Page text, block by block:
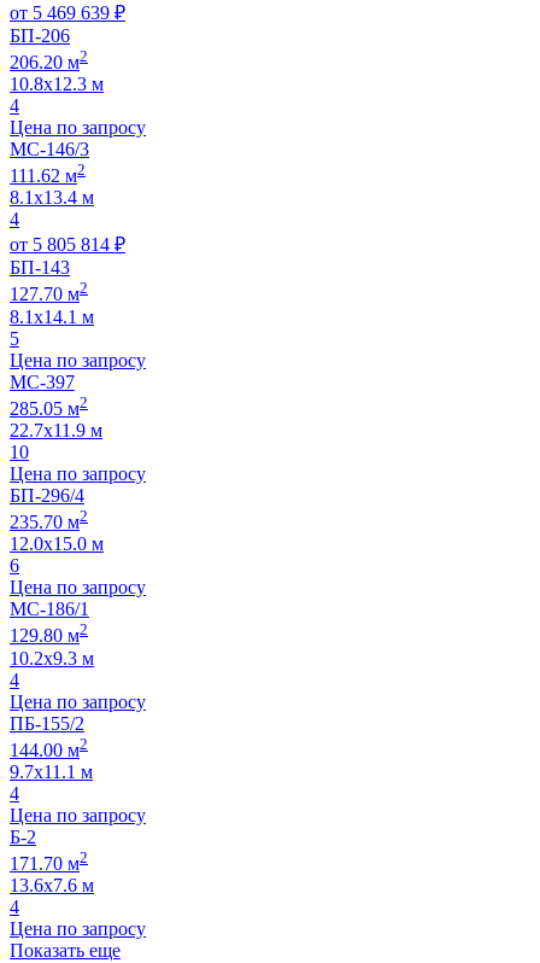
от 5 469 639 ₽
БП-206
206.20 м2
10.8х12.3 м
4
Цена по запросу
МС-146/3
111.62 м2
8.1х13.4 м
4
от 5 805 814 ₽
БП-143
127.70 м2
8.1х14.1 м
5
Цена по запросу
МС-397
285.05 м2
22.7х11.9 м
10
Цена по запросу
БП-296/4
235.70 м2
12.0х15.0 м
6
Цена по запросу
МС-186/1
129.80 м2
10.2х9.3 м
4
Цена по запросу
ПБ-155/2
144.00 м2
9.7х11.1 м
4
Цена по запросу
Б-2
171.70 м2
13.6х7.6 м
4
Цена по запросу
Показать еще